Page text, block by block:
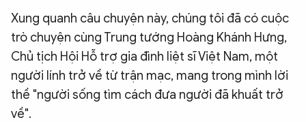
ĐA PHƯƠNG TIỆN
eMagazine
Podcast
Video Ảnh
Infographic
Chuyên trang
Xung quanh câu chuyện này, chúng tôi đã có cuộc
trò chuyện cùng Trung tướng Hoàng Khánh Hưng,
Chủ tịch Hội Hỗ trợ gia đình liệt sĩ Việt Nam, một
người lính trở về từ trận mạc, mang trong mình lời
thề "người sống tìm cách đưa người đã khuất trở
về".